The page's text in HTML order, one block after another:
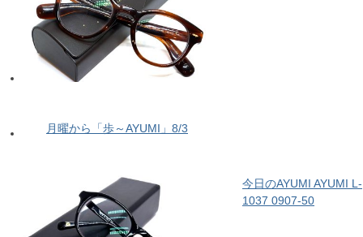
月曜から「歩～AYUMI」8/3
今日のAYUMI AYUMI L-
1037 0907-50